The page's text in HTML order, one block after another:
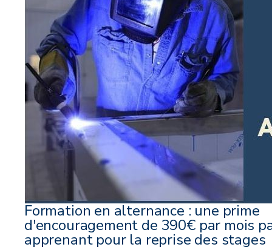
Formation en alternance : une prime
d'encouragement de 390€ par mois
apprenant pour la reprise des stages